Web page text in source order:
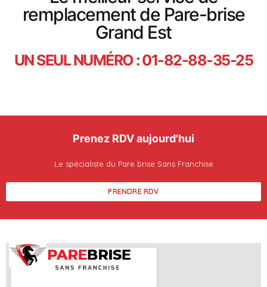
remplacement de Pare-brise
Grand Est
UN SEUL NUMÉRO : 01-82-88-35-25
Prenez RDV aujourd'hui
Le spécialiste du Pare brise Sans Franchise
PRENDRE RDV